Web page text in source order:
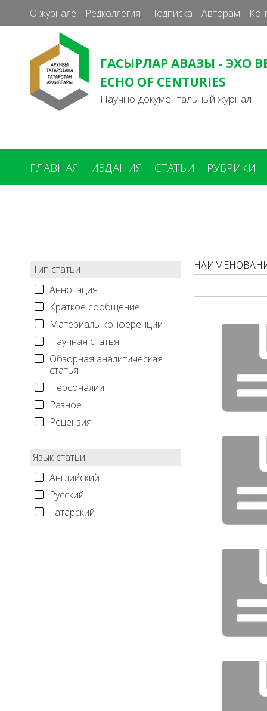
О журнале Редколлегия Подписка Авторам
ГАСЫРЛАР АВАЗЫ - ЭХО
ECHO OF CENTURIES
Научно-документальный журнал
ГЛАВНАЯ ИЗДАНИЯ СТАТЬИ РУБРИКИ
Тип статьи
Аннотация
Краткое сообщение
Материалы конференции
Научная статья
Обзорная аналитическая
статья
Персоналии
Разное
Рецензия
Язык статьи
Английский
Русский
Татарский